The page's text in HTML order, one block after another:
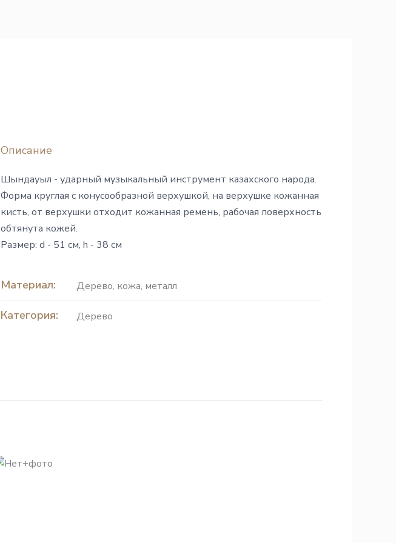
Описание
Шындауыл - ударный музыкальный инструмент казахского народа.
Форма круглая с конусообразной верхушкой, на верхушке кожанная
кисть, от верхушки отходит кожанная ремень, рабочая поверхность
обтянута кожей.
Размер: d - 51 см, h - 38 см
Материал: Дерево, кожа, металл
Категория: Дерево